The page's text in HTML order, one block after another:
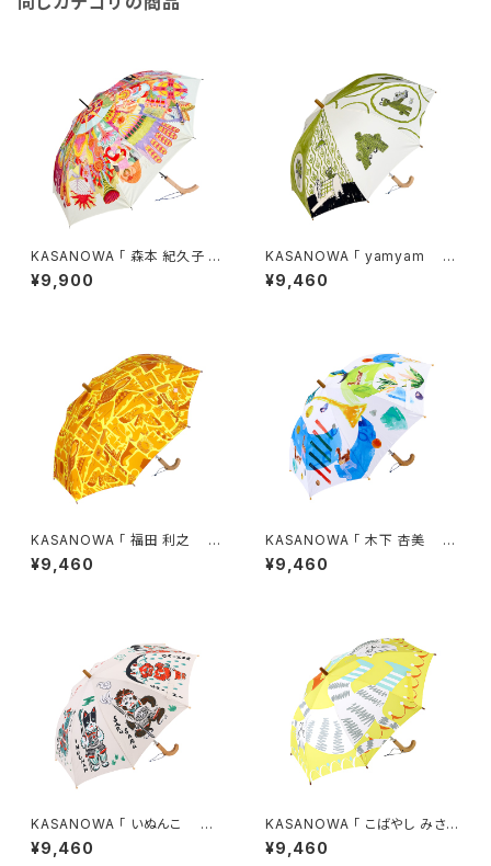
KASANOWA 「 森本 紀久子 デ
ザイン " Wind " 」
¥9,900
KASANOWA 「 yamyam デ
ザイン " 3びきのくま " 」 Ki
ds傘
¥9,460
KASANOWA 「 福田 利之 デ
ザイン " どうぶつ会議 " 」 Ki
ds傘
¥9,460
KASANOWA 「 木下 杏美 デ
ザイン " ハーメルンの笛吹き "
」 Kids傘
¥9,460
KASANOWA 「 いぬんこ デ
ザイン " 桃太郎 " 」 Kids傘
¥9,460
KASANOWA 「 こばやし みさを
デザイン " 長靴をはいた猫
" 」 Kids傘
¥9,460